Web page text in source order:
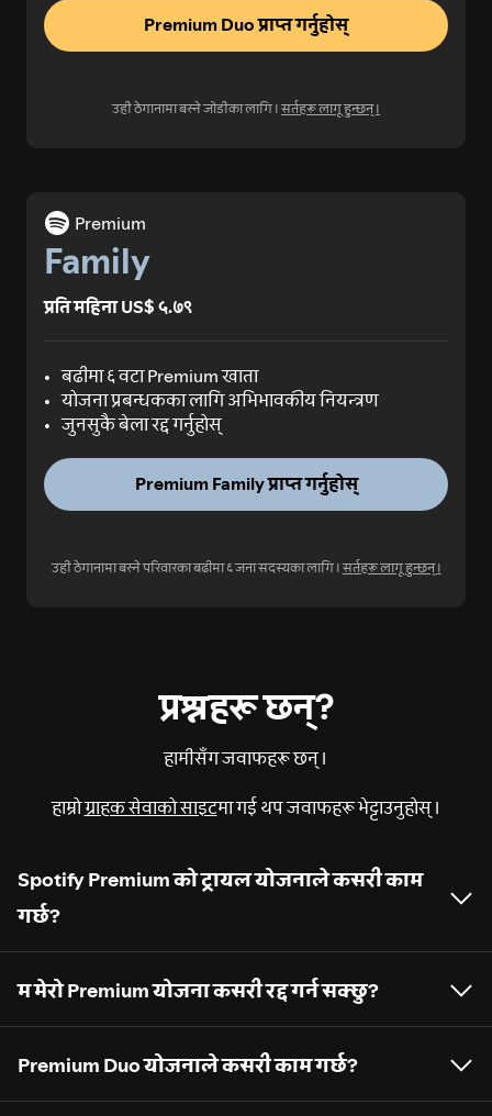
Premium Duo प्राप्त गर्नुहोस्
उही ठेगानामा बस्ने जोडीका लागि।सर्तहरू लागू हुन्छन्।
Premium
Family
प्रति महिना US$ ५.७९
बढीमा ६ वटा Premium खाता
योजना प्रबन्धकका लागि अभिभावकीय नियन्त्रण
जुनसुकै बेला रद्द गर्नुहोस्
Premium Family प्राप्त गर्नुहोस्
उही ठेगानामा बस्ने परिवारका बढीमा ६ जना सदस्यका लागि।सर्तहरू लागू हुन्छन्।
प्रश्नहरू छन्?
हामीसँग जवाफहरू छन्।
हाम्रोग्राहक सेवाको साइटमा गई थप जवाफहरू भेट्टाउनुहोस्।
Spotify Premium को ट्रायल योजनाले कसरी काम
गर्छ?
म मेरो Premium योजना कसरी रद्द गर्न सक्छु?
Premium Duo योजनाले कसरी काम गर्छ?